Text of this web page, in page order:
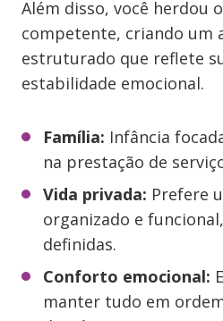
Além disso, você herdou
competente, criando um
estruturado que reflete
estabilidade emocional.
Família: Infância
na prestação de
Vida privada: Prefere
organizado e
definidas.
Conforto emocional:
manter tudo em